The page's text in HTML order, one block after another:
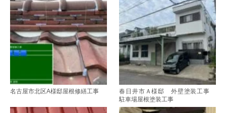
名古屋市北区A様邸屋根修繕工事
春日井市Ａ様邸 外壁塗装工事
駐車場屋根塗装工事